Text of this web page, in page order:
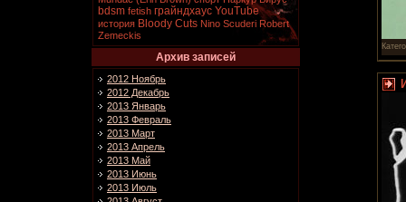
bdsm fetish грайндхаус YouTube
история Bloody Cuts Nino Scuderi Robert
Zemeckis
Архив записей
2012 Ноябрь
2012 Декабрь
2013 Январь
2013 Февраль
2013 Март
2013 Апрель
2013 Май
2013 Июнь
2013 Июль